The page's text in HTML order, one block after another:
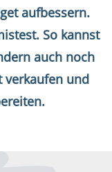
aufbessern.
So kannst
auch noch
verkaufen und